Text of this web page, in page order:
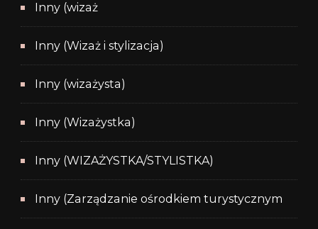
Inny (wizaż
Inny (Wizaż i stylizacja)
Inny (wizażysta)
Inny (Wizażystka)
Inny (WIZAŻYSTKA/STYLISTKA)
Inny (Zarządzanie ośrodkiem turystycznym